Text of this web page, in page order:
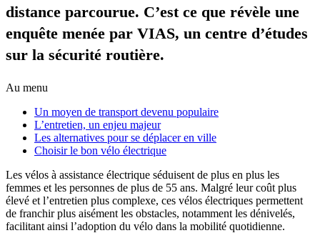
distance parcourue. C’est ce que révèle une
enquête menée par VIAS, un centre d’études
sur la sécurité routière.
Au menu
Un moyen de transport devenu populaire
L’entretien, un enjeu majeur
Les alternatives pour se déplacer en ville
Choisir le bon vélo électrique
Les vélos à assistance électrique séduisent de plus en plus les
femmes et les personnes de plus de 55 ans. Malgré leur coût plus
élevé et l’entretien plus complexe, ces vélos électriques permettent
de franchir plus aisément les obstacles, notamment les dénivelés,
facilitant ainsi l’adoption du vélo dans la mobilité quotidienne.